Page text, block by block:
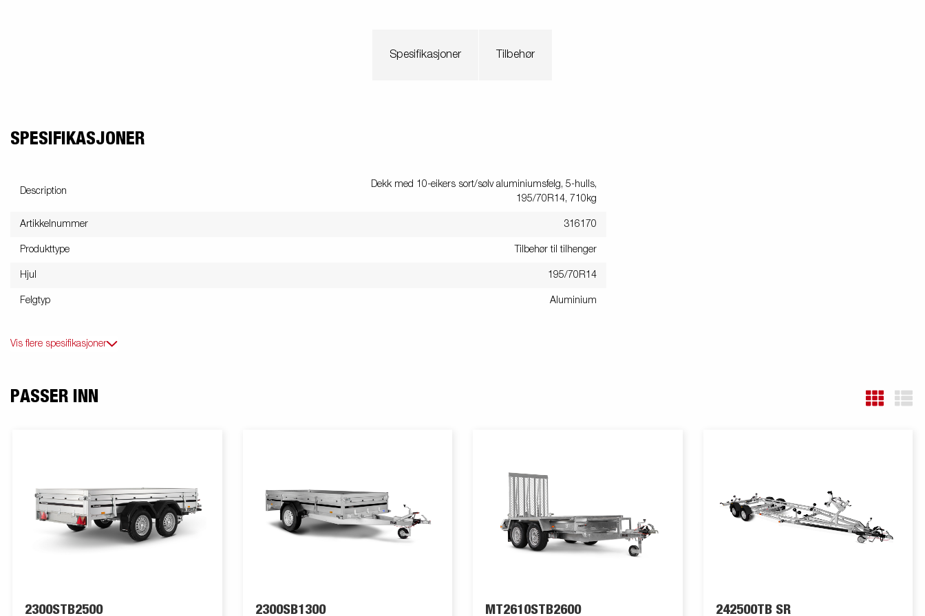
Spesifikasjoner Tilbehør
SPESIFIKASJONER
Description
Dekk med 10-eikers sort/sølv aluminiumsfelg, 5-hulls,
195/70R14, 710kg
Artikkelnummer 316170
Produkttype Tilbehør til tilhenger
Hjul 195/70R14
Felgtyp Aluminium
Vis flere spesifikasjoner
PASSER INN
2300STB2500 2300SB1300 MT2610STB2600 242500TB SR